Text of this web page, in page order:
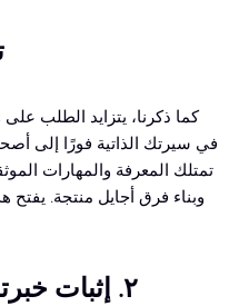
كما ذكرنا، يتزايد الطلب
تمتلك المعرفة والمهارات
وبناء فرق أجايل منتجة. يفتح
٢. إثبات خبرتك في منهجية سكروم